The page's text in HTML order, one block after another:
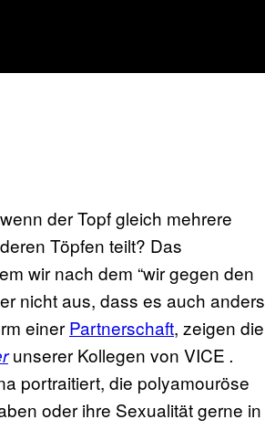
der Topf gleich mehrere
Töpfen teilt? Das
wir nach dem “wir gegen den
nicht aus, dass es auch anders
einer Partnerschaft, zeigen die
unserer Kollegen von VICE .
portraitiert, die polyamouröse
oder ihre Sexualität gerne in